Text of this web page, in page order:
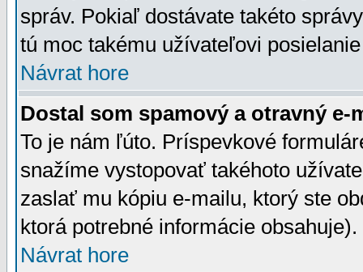
správ. Pokiaľ dostávate takéto
tú moc takému užívateľovi
Návrat hore
Dostal som spamový a otravný e-
To je nám ľúto. Príspevkové
snažíme vystopovať takéhoto
zaslať mu kópiu e-mailu, ktorý ste
ktorá potrebné informácie
Návrat hore